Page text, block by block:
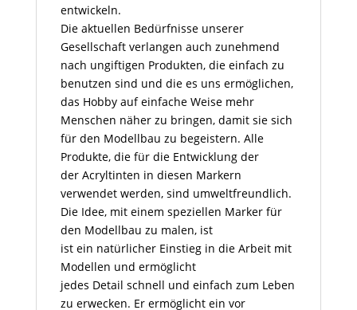
entwickeln.
Die aktuellen Bedürfnisse unserer
Gesellschaft verlangen auch zunehmend
nach ungiftigen Produkten, die einfach zu
benutzen sind und die es uns ermöglichen,
das Hobby auf einfache Weise mehr
Menschen näher zu bringen, damit sie sich
für den Modellbau zu begeistern. Alle
Produkte, die für die Entwicklung der
der Acryltinten in diesen Markern
verwendet werden, sind umweltfreundlich.
Die Idee, mit einem speziellen Marker für
den Modellbau zu malen, ist
ist ein natürlicher Einstieg in die Arbeit mit
Modellen und ermöglicht
jedes Detail schnell und einfach zum Leben
zu erwecken. Er ermöglicht ein vor